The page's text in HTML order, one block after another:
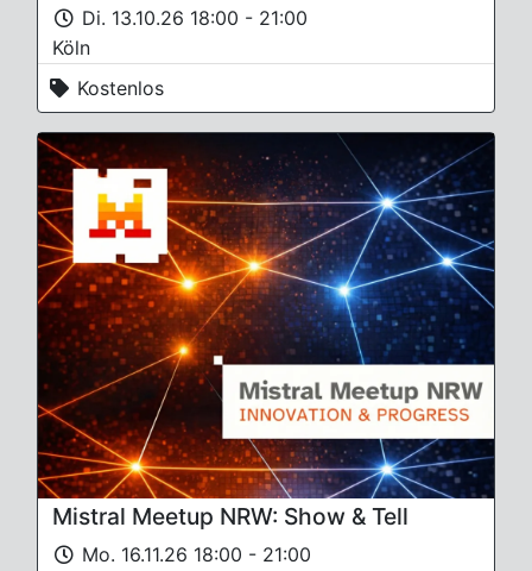
Di. 13.10.26 18:00 - 21:00
Köln
Kostenlos
Mistral Meetup NRW: Show & Tell
Mo. 16.11.26 18:00 - 21:00